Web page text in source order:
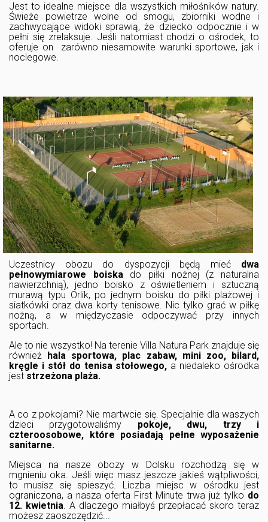
Jest to idealne miejsce dla wszystkich miłośników natury.
Świeże powietrze wolne od smogu, zbiorniki wodne i
zachwycające widoki sprawią, że dziecko odpocznie i w
pełni się zrelaksuje. Jeśli natomiast chodzi o ośrodek, to
oferuje on zarówno niesamowite warunki sportowe, jak i
noclegowe.
Uczestnicy obozu do dyspozycji będą mieć dwa
pełnowymiarowe boiskado piłki nożnej (z naturalna
nawierzchnią), jedno boisko z oświetleniem i sztuczną
murawą typu Orlik, po jednym boisku do piłki plażowej i
siatkówki oraz dwa korty tenisowe. Nic tylko grać w piłkę
nożną, a w międzyczasie odpoczywać przy innych
sportach.
Ale to nie wszystko! Na terenie Villa Natura Park znajduje się
również hala sportowa, plac zabaw, mini zoo, bilard,
kręgle i stół do tenisa stołowego, a niedaleko ośrodka
jest strzeżona plaża.
A co z pokojami? Nie martwcie się. Specjalnie dla waszych
dzieci przygotowaliśmy pokoje, dwu, trzy i
czteroosobowe, które posiadają pełne wyposażenie
sanitarne.
Miejsca na nasze obozy w Dolsku rozchodzą się w
mgnieniu oka. Jeśli więc masz jeszcze jakieś wątpliwości,
to musisz się spieszyć. Liczba miejsc w ośrodku jest
ograniczona, a nasza oferta First Minute trwa już tylko do
12. kwietnia. A dlaczego miałbyś przepłacać skoro teraz
możesz zaoszczędzić...